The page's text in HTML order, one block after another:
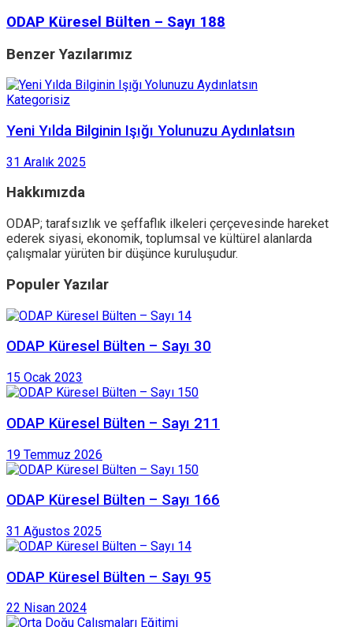
ODAP Küresel Bülten – Sayı 188
BenzerYazılarımız
Kategorisiz
Yeni Yılda Bilginin Işığı Yolunuzu Aydınlatsın
31 Aralık 2025
Hakkımızda
ODAP; tarafsızlık ve şeffaflık ilkeleri çerçevesinde hareket
ederek siyasi, ekonomik, toplumsal ve kültürel alanlarda
çalışmalar yürüten bir düşünce kuruluşudur.
Populer Yazılar
ODAP Küresel Bülten – Sayı 30
15 Ocak 2023
ODAP Küresel Bülten – Sayı 211
19 Temmuz 2026
ODAP Küresel Bülten – Sayı 166
31 Ağustos 2025
ODAP Küresel Bülten – Sayı 95
22 Nisan 2024